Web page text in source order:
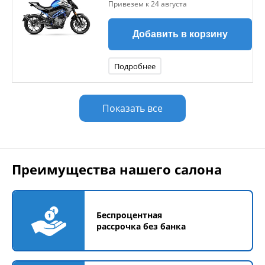
Привезем к 24 августа
Добавить в корзину
Подробнее
Показать все
Преимущества нашего салона
Беспроцентная
рассрочка без банка